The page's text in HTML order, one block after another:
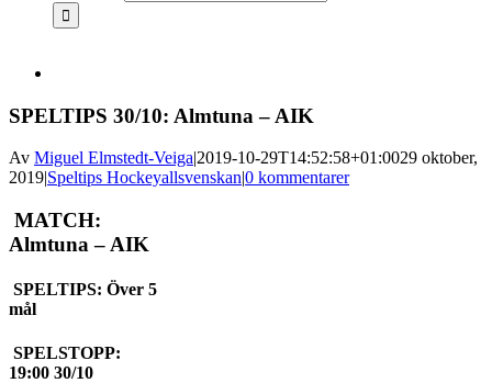
SPELTIPS 30/10: Almtuna – AIK
Av Miguel Elmstedt-Veiga|2019-10-29T14:52:58+01:0029 oktober,
2019|Speltips Hockeyallsvenskan|0 kommentarer
MATCH:
Almtuna – AIK
SPELTIPS: Över 5
mål
SPELSTOPP:
19:00 30/10